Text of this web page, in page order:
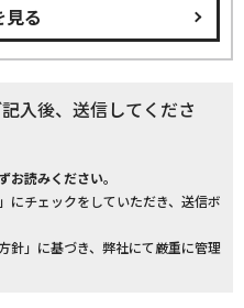
見る
入後、送信してくださ
読みください。
にチェックをしていただき、送信ボ
針」に基づき、弊社にて厳重に管理